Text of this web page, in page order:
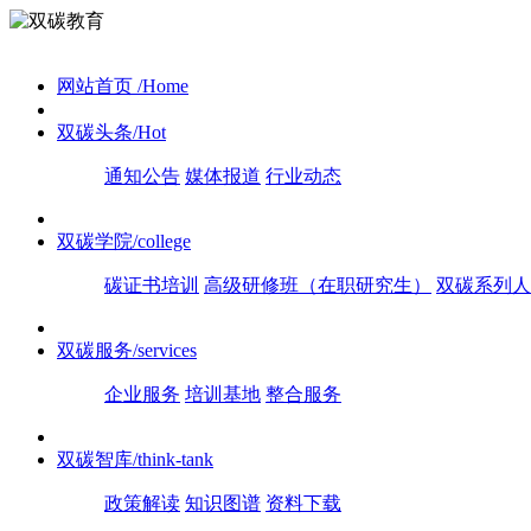
网站首页 /Home
双碳头条/Hot
通知公告 媒体报道 行业动态
双碳学院/college
碳证书培训 高级研修班（在职研究生） 双碳系列
双碳服务/services
企业服务 培训基地 整合服务
双碳智库/think-tank
政策解读 知识图谱 资料下载